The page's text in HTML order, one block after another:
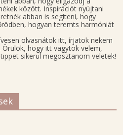
között. Inspirációt nyújtani
abban is segíteni, hogy
hogyan teremts harmóniát
olvasnátok itt, írjatok nekem
hogy itt vagytok velem,
sikerül megosztanom veletek!